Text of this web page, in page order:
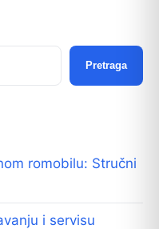
Pretraga
romobilu: Stručni
i servisu